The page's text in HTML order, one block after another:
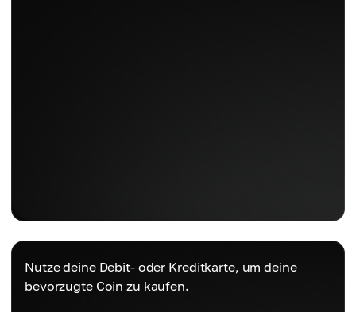
Nutze deine Debit- oder Kreditkarte, um deine
bevorzugte Coin zu kaufen.